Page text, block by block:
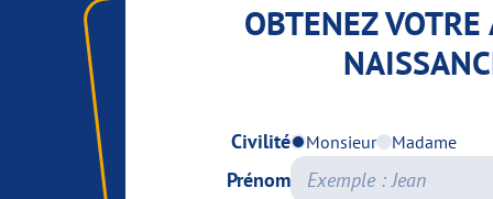
OBTENEZ VOTRE
Civilité Monsieur Madame
Prénom